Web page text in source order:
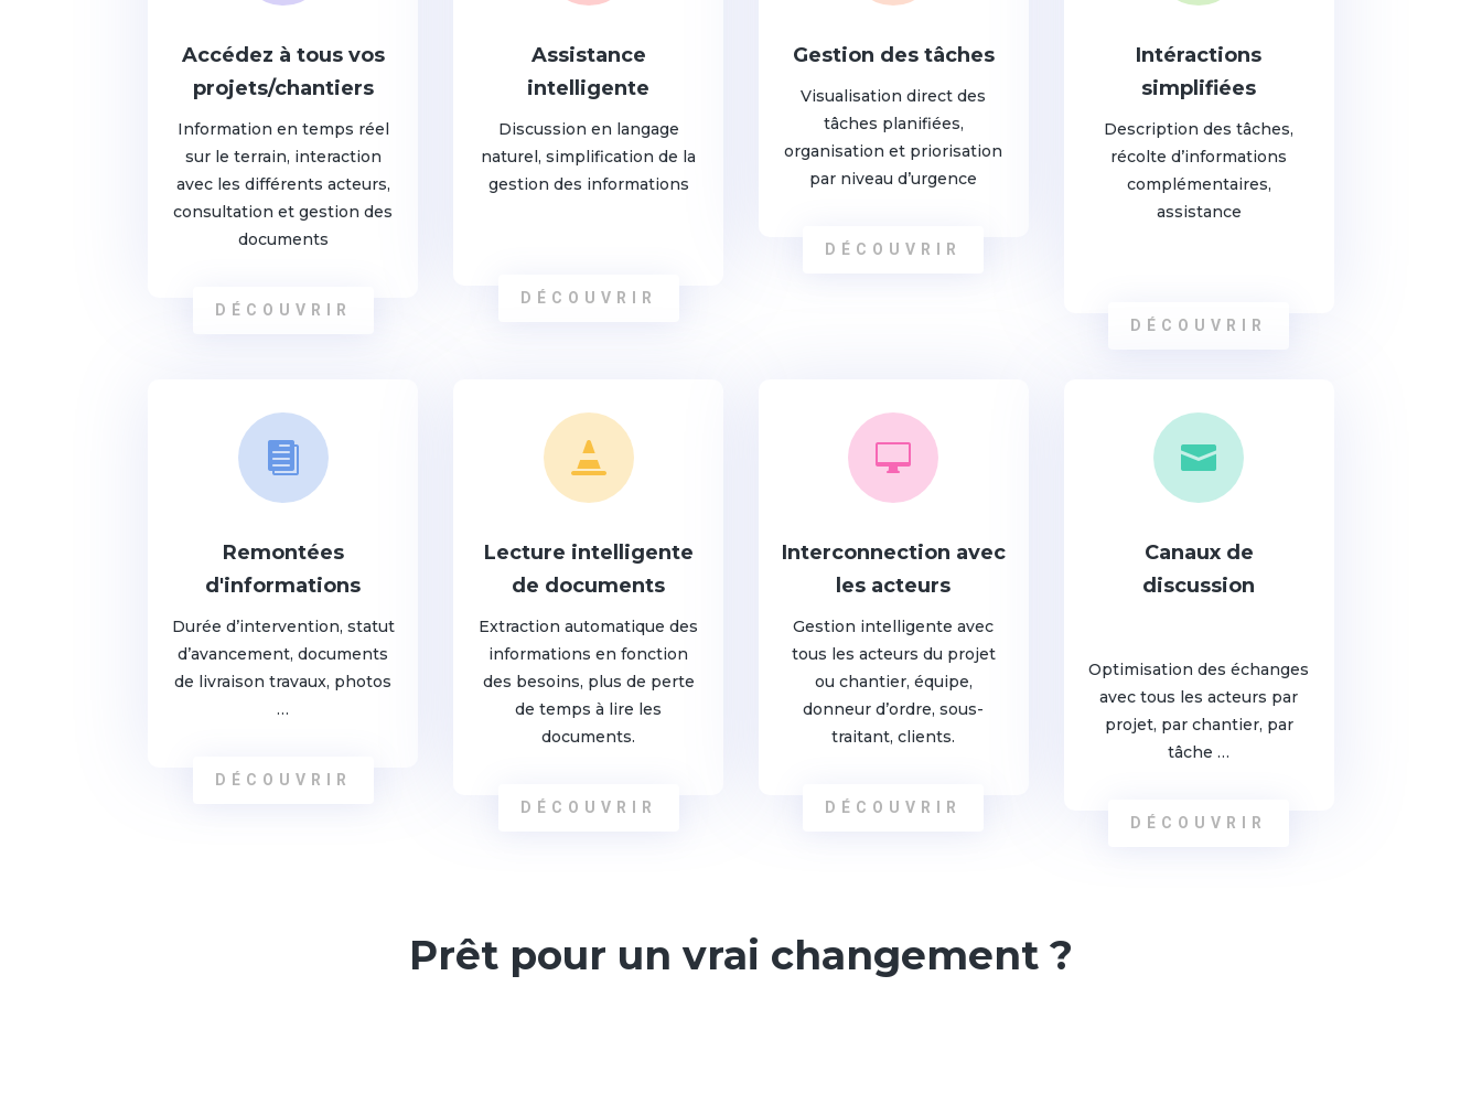
Accédez à tous vos
projets/chantiers
Information en temps réel
sur le terrain, interaction
avec les différents acteurs,
consultation et gestion des
documents
DÉCOUVRIR
Assistance
intelligente
Discussion en langage
naturel, simplification de la
gestion des informations
DÉCOUVRIR
Gestion des tâches
Visualisation direct des
tâches planifiées,
organisation et priorisation
par niveau d’urgence
DÉCOUVRIR
Intéractions
simplifiées
Description des tâches,
récolte d’informations
complémentaires,
assistance
DÉCOUVRIR

Remontées
d'informations
Durée d’intervention, statut
d’avancement, documents
de livraison travaux, photos
…
DÉCOUVRIR

Lecture intelligente
de documents
Extraction automatique des
informations en fonction
des besoins, plus de perte
de temps à lire les
documents.
DÉCOUVRIR

Interconnection avec
les acteurs
Gestion intelligente avec
tous les acteurs du projet
ou chantier, équipe,
donneur d’ordre, sous-
traitant, clients.
DÉCOUVRIR

Canaux de
discussion
Optimisation des échanges
avec tous les acteurs par
projet, par chantier, par
tâche …
DÉCOUVRIR
Prêt pour un vrai changement ?